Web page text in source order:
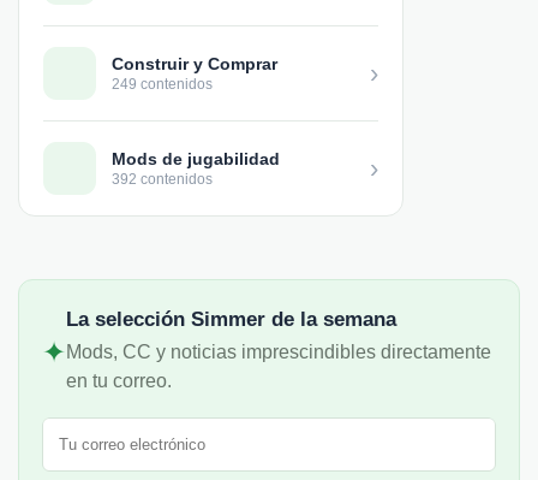
Construir y Comprar
249 contenidos ›
Mods de jugabilidad
392 contenidos ›
✦
La selección Simmer de la semana
Mods, CC y noticias imprescindibles directamente
en tu correo.
Correo electrónico